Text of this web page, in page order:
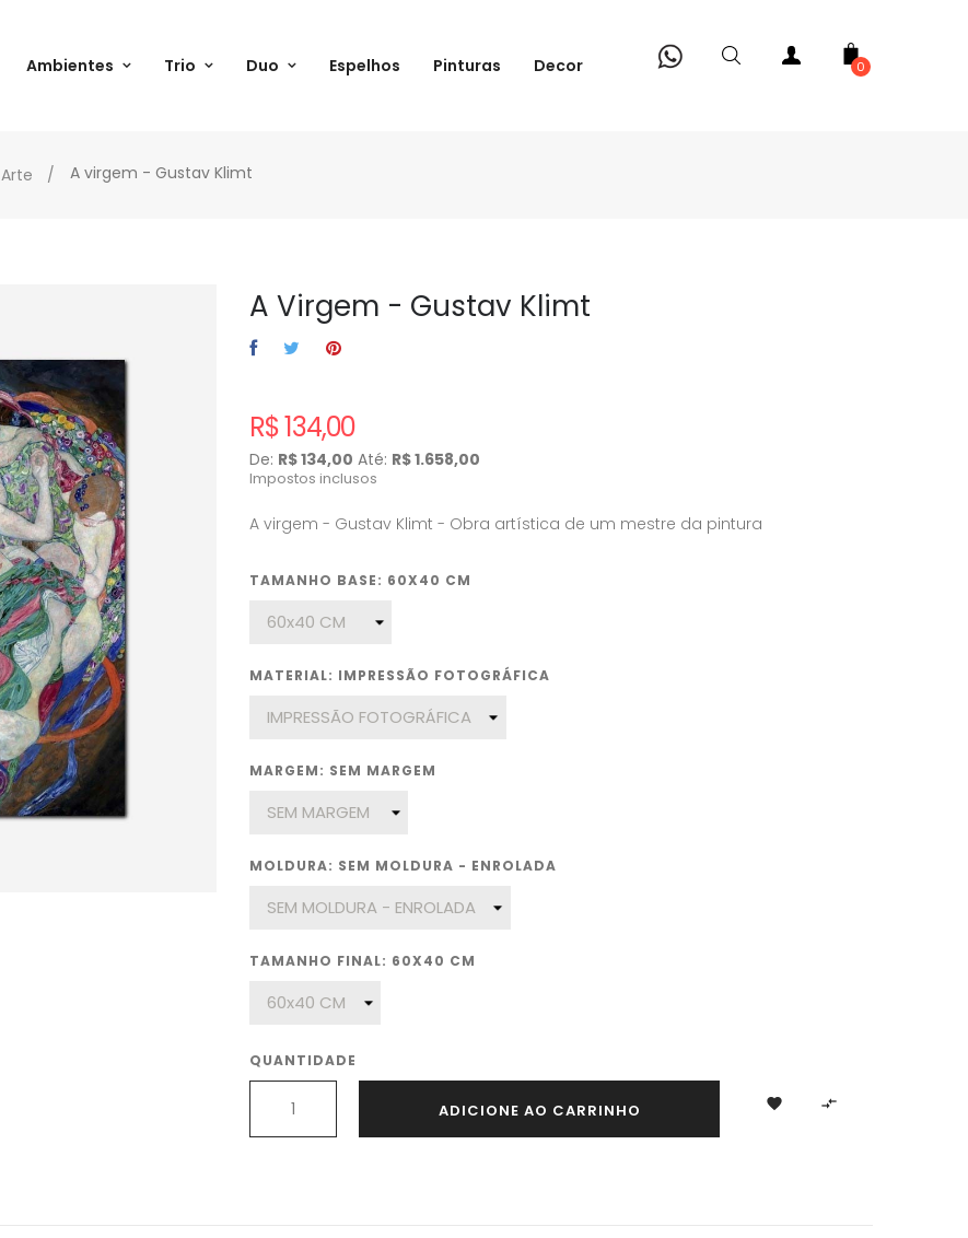
Ambientes Trio Duo Espelhos Pinturas Decor 0
Arte A virgem - Gustav Klimt
A Virgem - Gustav Klimt
R$ 134,00
De: R$ 134,00 Até: R$ 1.658,00
Impostos inclusos
A virgem - Gustav Klimt - Obra artística de um mestre da pintura
TAMANHO BASE: 60X40 CM
MATERIAL: IMPRESSÃO FOTOGRÁFICA
MARGEM: SEM MARGEM
MOLDURA: SEM MOLDURA - ENROLADA
TAMANHO FINAL: 60X40 CM
QUANTIDADE
ADICIONE AO CARRINHO  